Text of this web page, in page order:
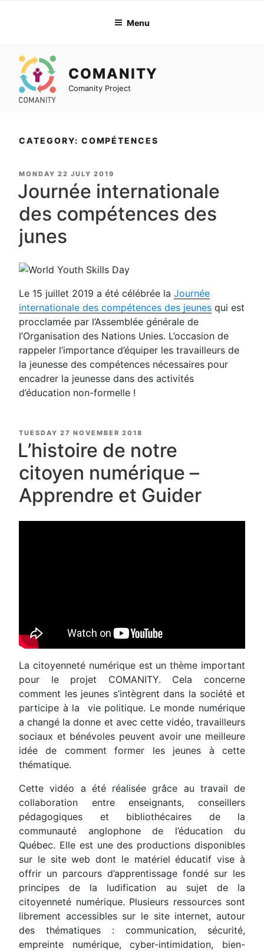
Menu
COMANITY
Comanity Project
CATEGORY: COMPÉTENCES
POSTED
ON
MONDAY 22 JULY 2019
Journée internationale
des compétences des
junes
Le 15 juillet 2019 a été célébrée la Journée
internationale des compétences des jeunes qui est
procclamée par l’Assemblée générale de
l’Organisation des Nations Unies. L’occasion de
rappeler l’importance d’équiper les travailleurs de
la jeunesse des compétences nécessaires pour
encadrer la jeunesse dans des activités
d’éducation non-formelle !
POSTED
ON
TUESDAY 27 NOVEMBER 2018
L’histoire de notre
citoyen numérique –
Apprendre et Guider
La citoyenneté numérique est un thème important
pour le projet COMANITY. Cela concerne
comment les jeunes s’intègrent dans la société et
participe à la vie politique. Le monde numérique
a changé la donne et avec cette vidéo, travailleurs
sociaux et bénévoles peuvent avoir une meilleure
idée de comment former les jeunes à cette
thématique.
Cette vidéo a été réalisée grâce au travail de
collaboration entre enseignants, conseillers
pédagogiques et bibliothécaires de la
communauté anglophone de l’éducation du
Québec. Elle est une des productions disponibles
sur le site web dont le matériel éducatif vise à
offrir un parcours d’apprentissage fondé sur les
principes de la ludification au sujet de la
citoyenneté numérique. Plusieurs ressources sont
librement accessibles sur le site internet, autour
des thématiques : communication, sécurité,
empreinte numérique, cyber-intimidation, bien-